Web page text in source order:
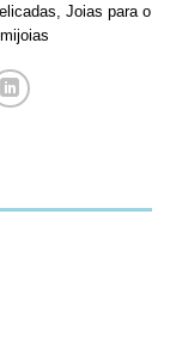
Joias para o